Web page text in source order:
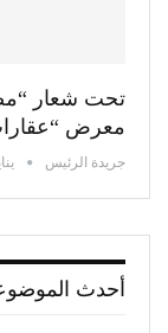
تحت شعار
معرض
جريدة الرئيس يناير
أحدث